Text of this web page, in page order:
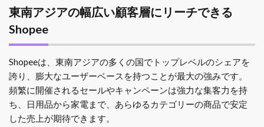
東南アジアの幅広い顧客層にリーチできる
Shopee
Shopeeは、東南アジアの多くの国でトップレベルのシェアを
誇り、膨大なユーザーベースを持つことが最大の強みです。
頻繁に開催されるセールやキャンペーンは強力な集客力を持
ち、日用品から家電まで、あらゆるカテゴリーの商品で安定
した売上が期待できます。